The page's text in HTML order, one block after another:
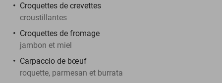
Croquettes de crevettes
croustillantes
Croquettes de fromage
jambon et miel
Carpaccio de bœuf
roquette, parmesan et burrata